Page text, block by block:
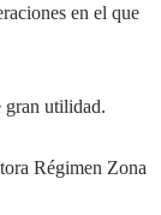
en el que
gran utilidad.
Régimen Zona